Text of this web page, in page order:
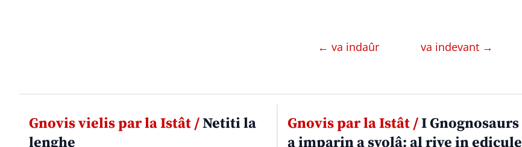
← va indaûr va indevant →
Gnovis vielis par la Istât /Netiti la
lenghe
Gnovis par la Istât /I Gnognosaurs
a imparin a svolâ: al rive in edicule